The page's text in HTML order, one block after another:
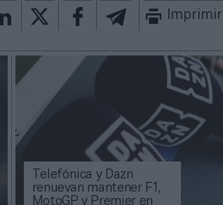
Imprimir
Telefónica y Dazn
renuevan mantener F1,
MotoGP y Premier en